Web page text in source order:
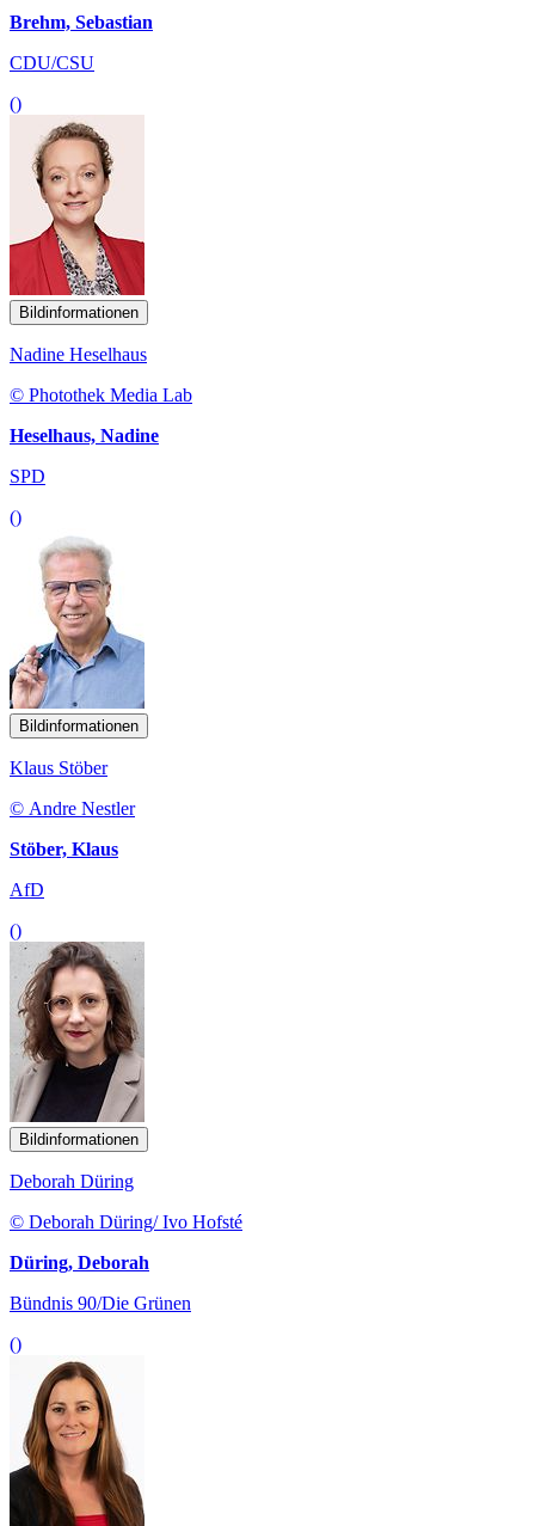
Brehm, Sebastian
CDU/CSU
()
Bildinformationen
Nadine Heselhaus
© Photothek Media Lab
Heselhaus, Nadine
SPD
()
Bildinformationen
Klaus Stöber
© Andre Nestler
Stöber, Klaus
AfD
()
Bildinformationen
Deborah Düring
© Deborah Düring/ Ivo Hofsté
Düring, Deborah
Bündnis 90/Die Grünen
()